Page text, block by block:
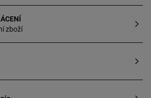
striebra s 18 až 23
3 mikróny. To
šperku.
zboží